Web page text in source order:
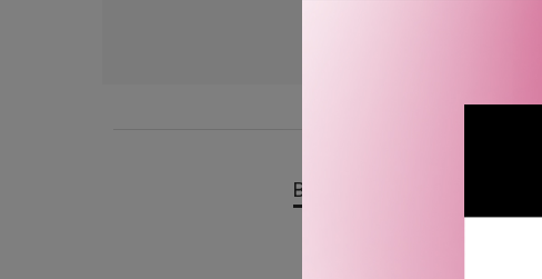
BESKRIVELSE